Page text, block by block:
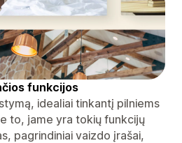
funkcijos
idealiai tinkantį pilniems
to, jame yra tokių funkcijų
pagrindiniai vaizdo įrašai,